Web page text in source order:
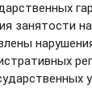
занятости